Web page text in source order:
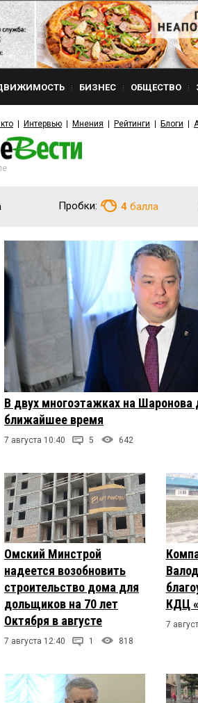
БИЗНЕС ОБЩЕСТВО
Интервью Мнения Рейтинги Блоги
Пробки: 4 балла
В двух многоэтажках на Шаронова
ближайшее время
7 августа 10:40 5 642
Омский Минстрой
надеется возобновить
строительство дома для
дольщиков на 70 лет
Октября в августе
7 августа 12:40 1 818
КДЦ
7